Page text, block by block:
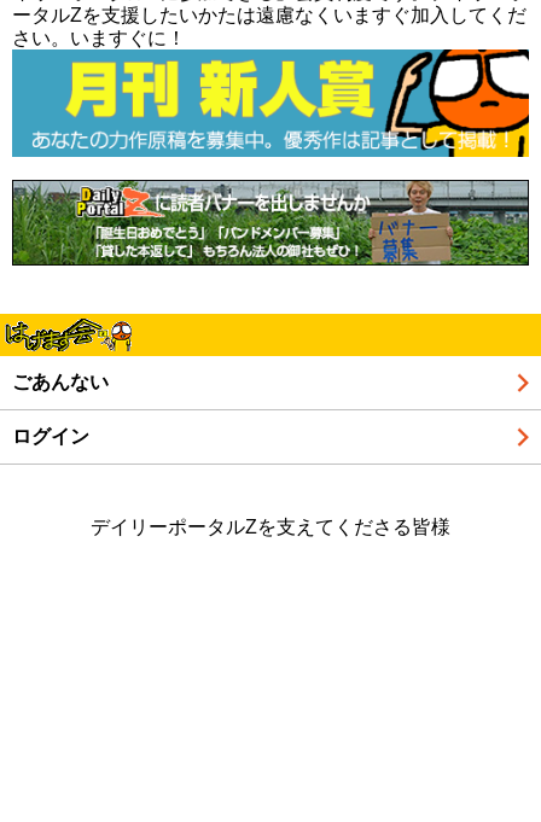
ータルZを支援したいかたは遠慮なくいますぐ加入してくだ
さい。いますぐに！
ごあんない
ログイン
デイリーポータルZを支えてくださる皆様